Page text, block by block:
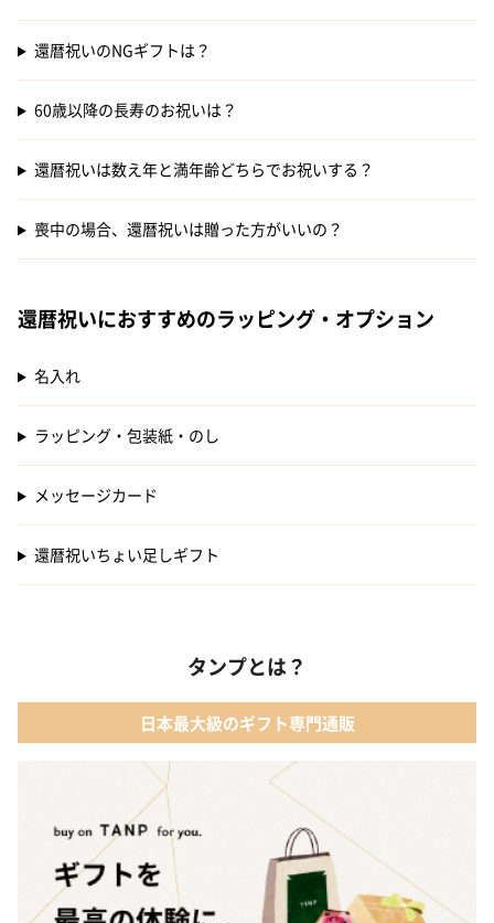
還暦祝いのNGギフトは？
60歳以降の長寿のお祝いは？
還暦祝いは数え年と満年齢どちらでお祝いする？
喪中の場合、還暦祝いは贈った方がいいの？
還暦祝いにおすすめのラッピング・オプション
名入れ
ラッピング・包装紙・のし
メッセージカード
還暦祝いちょい足しギフト
タンプとは？
日本最大級のギフト専門通販